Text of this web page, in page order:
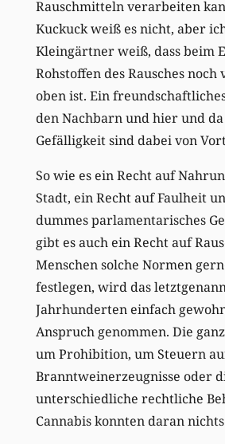
Rauschmitteln verarbeiten
Kuckuck weiß es nicht, aber
Kleingärtner weiß, dass beim
Rohstoffen des Rausches
oben ist. Ein
den Nachbarn und hier und
Gefälligkeit sind dabei von
So wie es ein Recht auf
Stadt, ein Recht auf Faulheit
dummes parlamentarisches
gibt es auch ein Recht auf
Menschen solche Normen
festlegen, wird das
Jahrhunderten einfach
Anspruch genommen. Die
um Prohibition, um Steuern
Branntweinerzeugnisse oder
unterschiedliche rechtliche
Cannabis konnten daran